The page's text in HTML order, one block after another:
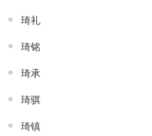
琦礼
琦铭
琦承
琦骐
琦镇